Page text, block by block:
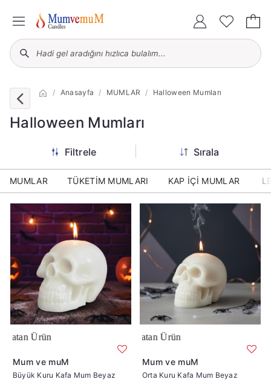
Anasayfa MUMLAR Halloween Mumları
Halloween Mumları
Filtrele Sırala
MUMLAR TÜKETİM MUMLARI KAP İÇİ MUMLAR
Mum ve muM
Büyük Kuru Kafa Mum Beyaz
Çok Satan Ürün
Mum ve muM
Orta Kuru Kafa Mum Beyaz